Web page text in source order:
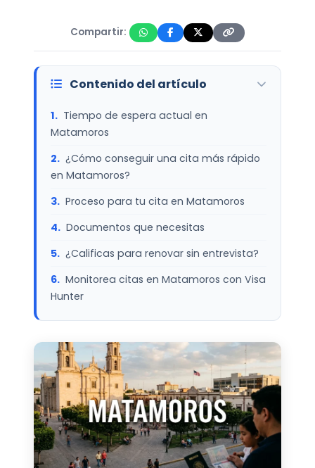
Compartir:
Contenido del artículo
Tiempo de espera actual en
Matamoros
¿Cómo conseguir una cita más rápido
en Matamoros?
Proceso para tu cita en Matamoros
Documentos que necesitas
¿Calificas para renovar sin entrevista?
Monitorea citas en Matamoros con Visa
Hunter